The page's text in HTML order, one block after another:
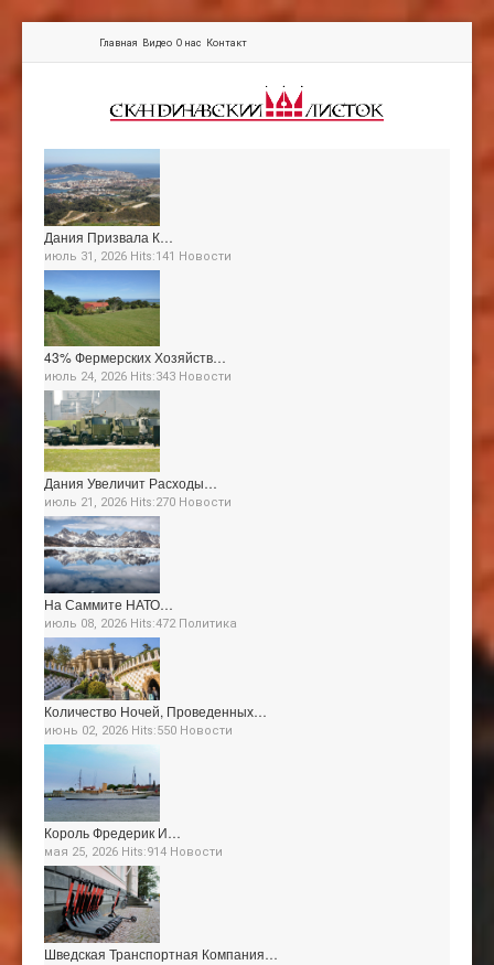
Главная Видео О нас Контакт
Дания Призвала К…
июль 31, 2026 Hits:141 Новости
43% Фермерских Хозяйств…
июль 24, 2026 Hits:343 Новости
Дания Увеличит Расходы…
июль 21, 2026 Hits:270 Новости
На Саммите НАТО…
июль 08, 2026 Hits:472 Политика
Количество Ночей, Проведенных…
июнь 02, 2026 Hits:550 Новости
Король Фредерик И…
мая 25, 2026 Hits:914 Новости
Шведская Транспортная Компания…